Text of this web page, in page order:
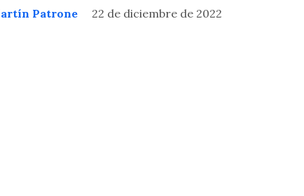
Patrone 22 de diciembre de 2022